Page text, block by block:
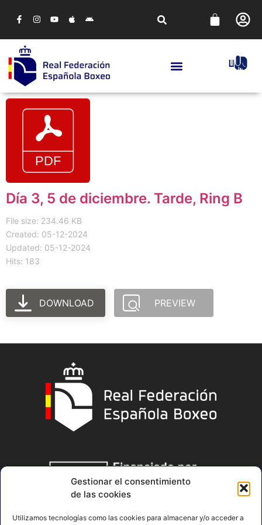
Gestionar el consentimiento
de las cookies
Utilizamos tecnologías como las cookies para almacenar y/o acceder a
Día 3, 5 de diciembre. Tarde, Ring B
File size: 234.46 KB
Created: 05-12-2024
Updated: 05-12-2024
Hits: 183
DOWNLOAD PREVIEW